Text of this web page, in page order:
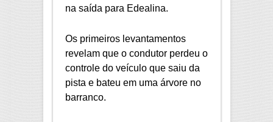
na saída para Edealina.
Os primeiros levantamentos
revelam que o condutor perdeu o
controle do veículo que saiu da
pista e bateu em uma árvore no
barranco.